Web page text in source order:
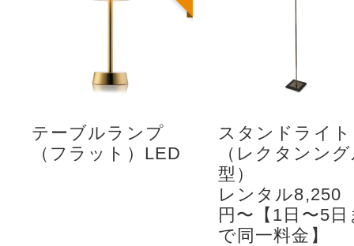
テーブルランプ
（フラット）LED
スタンドライト
（レクタンン
型）
レンタル8,250
円〜【1日〜5日
で同一料金】